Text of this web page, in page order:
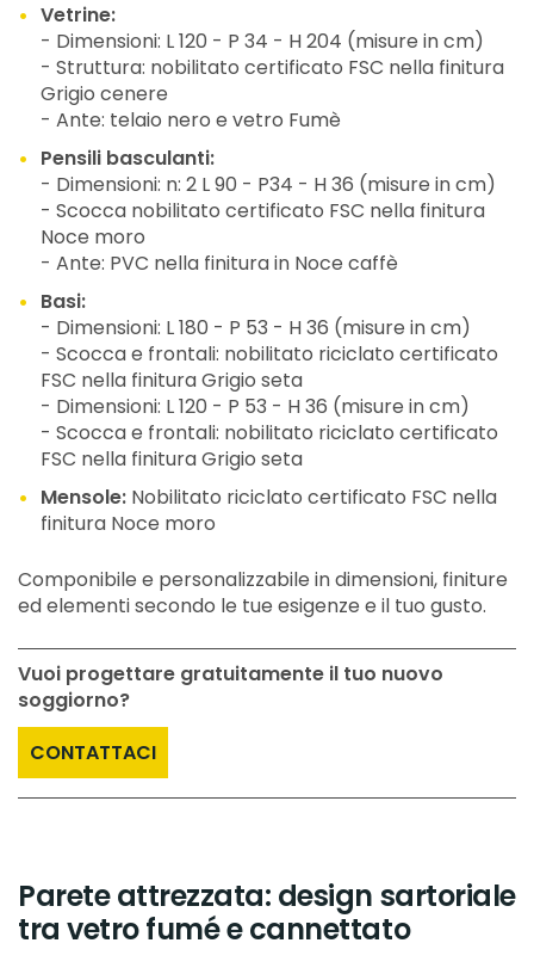
Vetrine:
- Dimensioni: L 120 - P 34 - H 204 (misure in cm)
- Struttura: nobilitato certificato FSC nella finitura
Grigio cenere
- Ante: telaio nero e vetro Fumè
Pensili basculanti:
- Dimensioni: n: 2 L 90 - P34 - H 36 (misure in cm)
- Scocca nobilitato certificato FSC nella finitura
Noce moro
- Ante: PVC nella finitura in Noce caffè
Basi:
- Dimensioni: L 180 - P 53 - H 36 (misure in cm)
- Scocca e frontali: nobilitato riciclato certificato
FSC nella finitura Grigio seta
- Dimensioni: L 120 - P 53 - H 36 (misure in cm)
- Scocca e frontali: nobilitato riciclato certificato
FSC nella finitura Grigio seta
Mensole: Nobilitato riciclato certificato FSC nella
finitura Noce moro
Componibile e personalizzabile in dimensioni, finiture
ed elementi secondo le tue esigenze e il tuo gusto.
Vuoi progettare gratuitamente il tuo nuovo
soggiorno?
CONTATTACI
Parete attrezzata: design sartoriale
tra vetro fumé e cannettato